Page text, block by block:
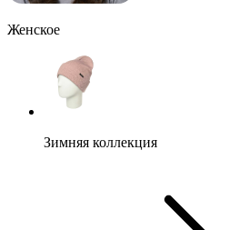
Женское
Зимняя коллекция